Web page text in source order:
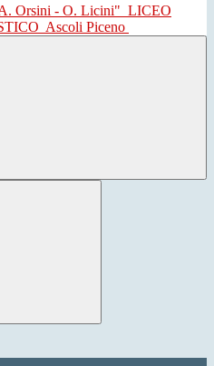
Orsini - O. Licini" LICEO
Ascoli Piceno